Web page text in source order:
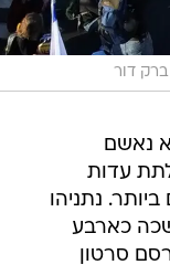
דור
נאשם
עדות
נתניהו
כארבע
סרטון